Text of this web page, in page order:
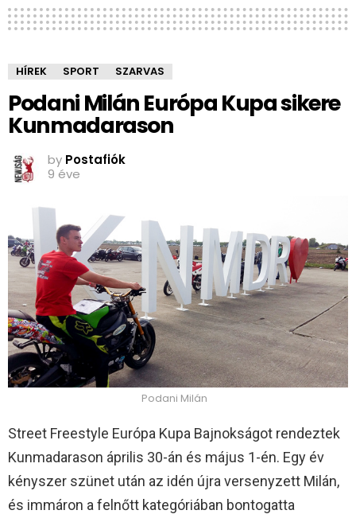
HÍREK SPORT SZARVAS
Podani Milán Európa Kupa sikere
Kunmadarason
by Postafiók
9 éve
Podani Milán
Street Freestyle Európa Kupa Bajnokságot rendeztek
Kunmadarason április 30-án és május 1-én. Egy év
kényszer szünet után az idén újra versenyzett Milán,
és immáron a felnőtt kategóriában bontogatta